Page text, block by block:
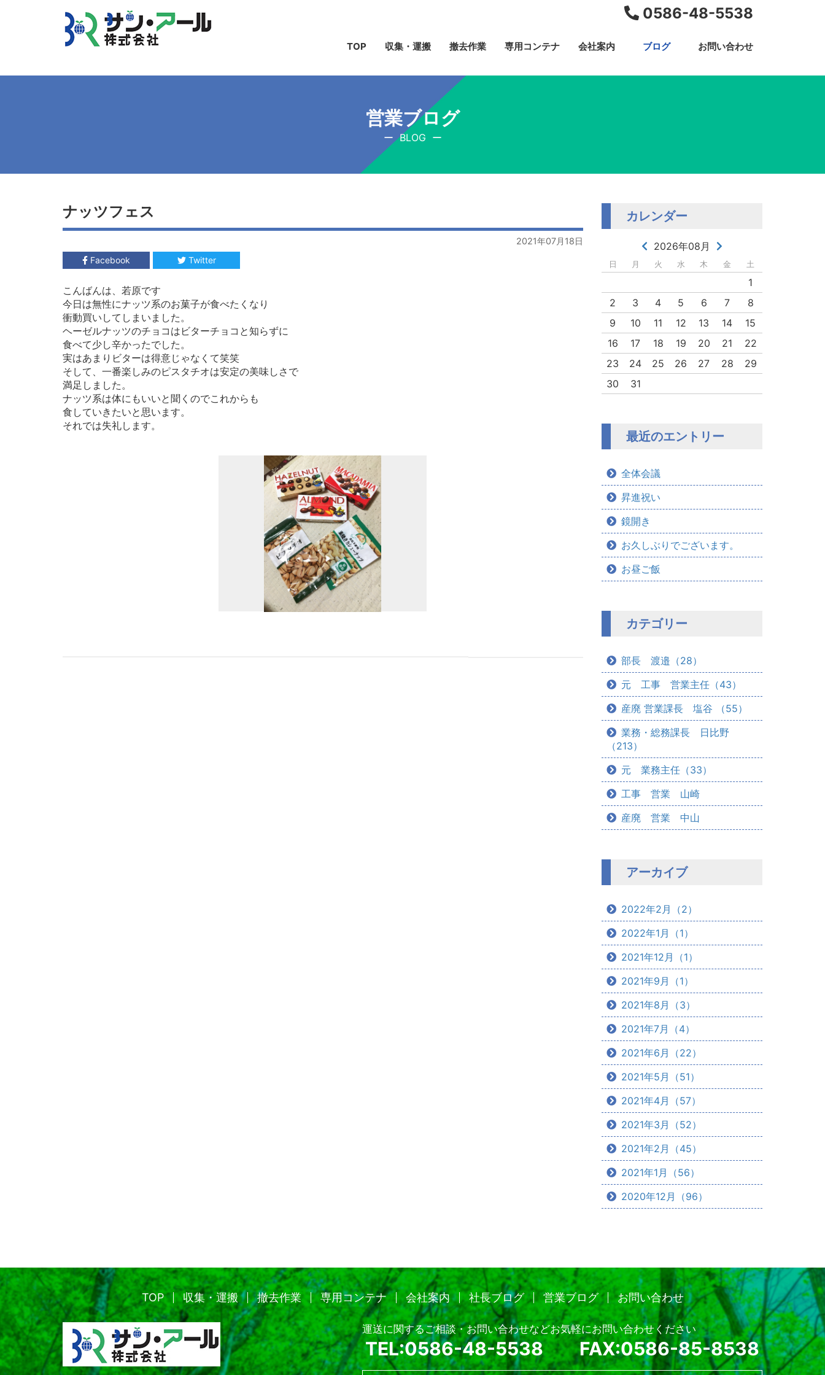
0586-48-5538
TOP 収集・運搬 撤去作業 専用コンテナ 会社案内 ブログ お問い合わせ
営業ブログ
BLOG
ナッツフェス
2021年07月18日
Facebook
Twitter
こんばんは、若原です
今日は無性にナッツ系のお菓子が食べたくなり
衝動買いしてしまいました。
ヘーゼルナッツのチョコはビターチョコと知らずに
食べて少し辛かったでした。
実はあまりビターは得意じゃなくて笑笑
そして、一番楽しみのピスタチオは安定の美味しさで
満足しました。
ナッツ系は体にもいいと聞くのでこれからも
食していきたいと思います。
それでは失礼します。
カレンダー
2026年08月
日 月 火 水 木 金 土
1
2
3 4 5 6 7
8
9
10 11 12 13 14
15
16
17 18 19 20 21
22
23
24 25 26 27 28
29
30
31
最近のエントリー
全体会議
昇進祝い
鏡開き
お久しぶりでございます。
お昼ご飯
カテゴリー
部長 渡邉（28）
元 工事 営業主任（43）
産廃 営業課長 塩谷 （55）
業務・総務課長 日比野
（213）
元 業務主任（33）
工事 営業 山崎
産廃 営業 中山
アーカイブ
2022年2月（2）
2022年1月（1）
2021年12月（1）
2021年9月（1）
2021年8月（3）
2021年7月（4）
2021年6月（22）
2021年5月（51）
2021年4月（57）
2021年3月（52）
2021年2月（45）
2021年1月（56）
2020年12月（96）
TOP 収集・運搬 撤去作業 専用コンテナ 会社案内 社長ブログ 営業ブログ お問い合わせ
運送に関するご相談・お問い合わせなどお気軽にお問い合わせください
TEL:0586-48-5538 FAX:0586-85-8538